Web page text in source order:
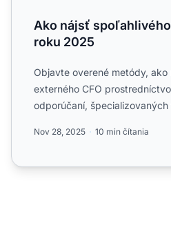
Ako nájsť
roku 2025
Objavte overené metódy,
externého CFO
odporúčaní, špecializovaných
Nov 28, 2025 10 min čítania